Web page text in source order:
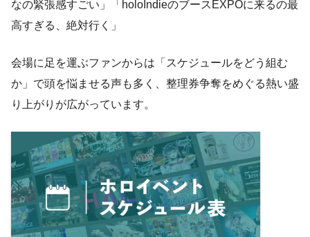
なの緊張感すごい」「holoIndieのブースEXPOに来るの最
高すぎる、絶対行く」
会場に足を運ぶファンからは「スケジュールをどう組む
か」で頭を悩ませる声も多く、整理券争奪をめぐる熱い盛
り上がりが広がっています。